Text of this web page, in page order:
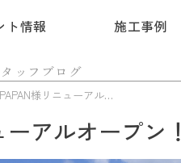
ト情報 施工事例
ッフブログ
本日よりPAPAN様リニューアルオープン！
アルオープン！